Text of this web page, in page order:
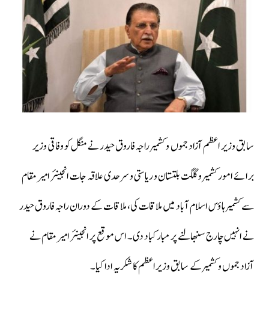
سابق وزیر اعظم آزاد جموں و کشمیر راجہ فاروق حیدر نے منگل کو وفاقی وزیر
برائے امور کشمیر و گلگت بلتستان و ریاستی و سرحدی علاقہ جات انجینئر امیر مقام
سے کشمیر ہاؤس اسلام آباد میں ملاقات کی، ملاقات کے دوران راجہ فاروق حیدر
نے انہیں چارج سنبھالنے پر مبارکباد دی۔ اس موقع پر انجینئر امیر مقام نے
آزاد جموں و کشمیر کے سابق وزیراعظم کا شکریہ ادا کیا۔